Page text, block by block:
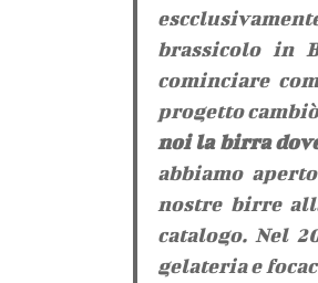
brassicolo in
cominciare
progetto
noi la birra
abbiamo
nostre birre
catalogo. Nel
gelateria e